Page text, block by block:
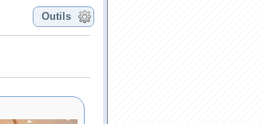
Outils